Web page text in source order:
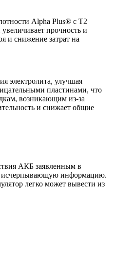
Alpha Plus® с T2
прочность и
и снижение затрат на
электролита, улучшая
пластинами, что
возникающим из-за
и снижает общие
АКБ заявленным в
исчерпывающую информацию.
легко может вывести из